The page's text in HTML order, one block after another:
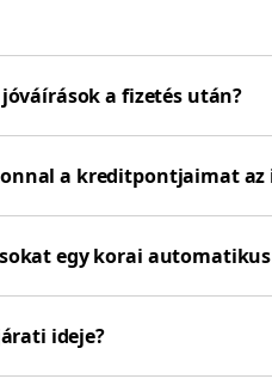
a fizetés után?
a kreditpontjaimat
egy korai
ideje?